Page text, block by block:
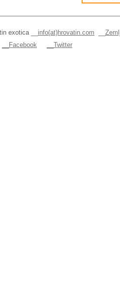
exotica__ info(at)hrovatin.com
__Facebook __Twitter